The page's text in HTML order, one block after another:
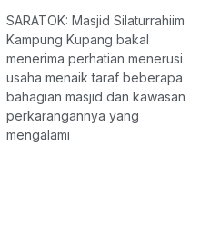
SARATOK: Masjid Silaturrahiim
Kampung Kupang bakal
menerima perhatian menerusi
usaha menaik taraf beberapa
bahagian masjid dan kawasan
perkarangannya yang
mengalami